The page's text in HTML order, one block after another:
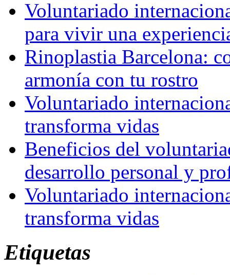
Voluntariado
para vivir una
Rinoplastia Barcelona:
armonía con tu rostro
Voluntariado
transforma vidas
Beneficios del
desarrollo personal y
Voluntariado
transforma vidas
Etiquetas